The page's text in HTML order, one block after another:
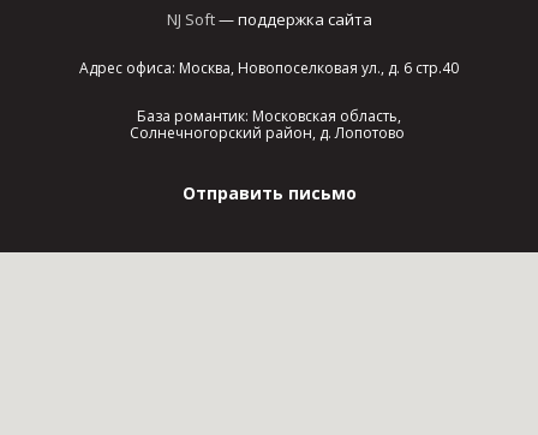
NJ Soft— поддержка сайта
Адрес офиса: Москва, Новопоселковая ул., д. 6 стр.40
База романтик: Московская область,
Солнечногорский район, д. Лопотово
Отправить письмо